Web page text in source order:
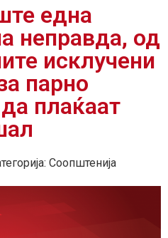
една
неправда, од
исклучени
парно
плаќаат
Соопштенија